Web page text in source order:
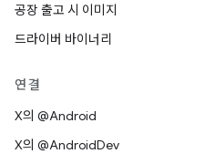
공장 출고 시 이미지
드라이버 바이너리
연결
X의 @Android
X의 @AndroidDev